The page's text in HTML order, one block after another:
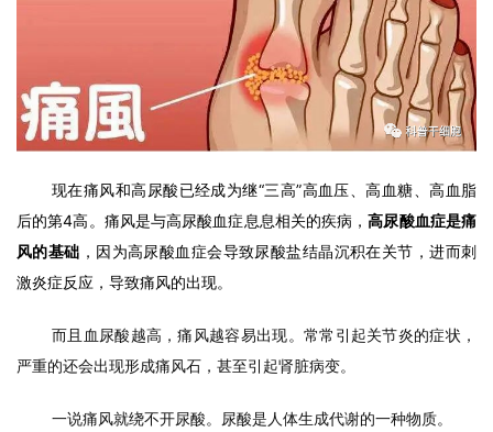
现在痛风和高尿酸已经成为继“三高”高血压、高血糖、高血脂
后的第4高。痛风是与高尿酸血症息息相关的疾病，高尿酸血症是痛
风的基础 ，因为高尿酸血症会导致尿酸盐结晶沉积在关节，进而刺
激炎症反应，导致痛风的出现。
而且血尿酸越高，痛风越容易出现。常常引起关节炎的症状，
严重的还会出现形成痛风石，甚至引起肾脏病变。
一说痛风就绕不开尿酸。尿酸是人体生成代谢的一种物质。